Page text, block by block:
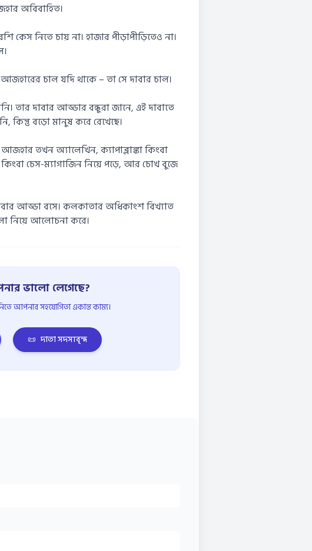
অবিবাহিত।
কেস নিতে চায় না। হাজার পীড়াপীড়িতেও না।
চাল যদি থাকে – তা সে দাবার চাল।
তার দাবার আড্ডার বন্ধুরা জানে, এই দাবাতে
কিন্তু বড়ো মানুষ করে রেখেছে।
তখন অ্যালেখিন, ক্যাপাব্লাঙ্কা কিংবা
কিংবা চেস-ম্যাগাজিন নিয়ে পড়ে, আর চোখ বুজে
আড্ডা বসে। কলকাতার অধিকাংশ বিখ্যাত
নিয়ে আলোচনা করে।
ভালো লেগেছে?
আপনার সহযোগিতা একান্ত কাম্য।
📜 দাতা সদস্যবৃন্দ